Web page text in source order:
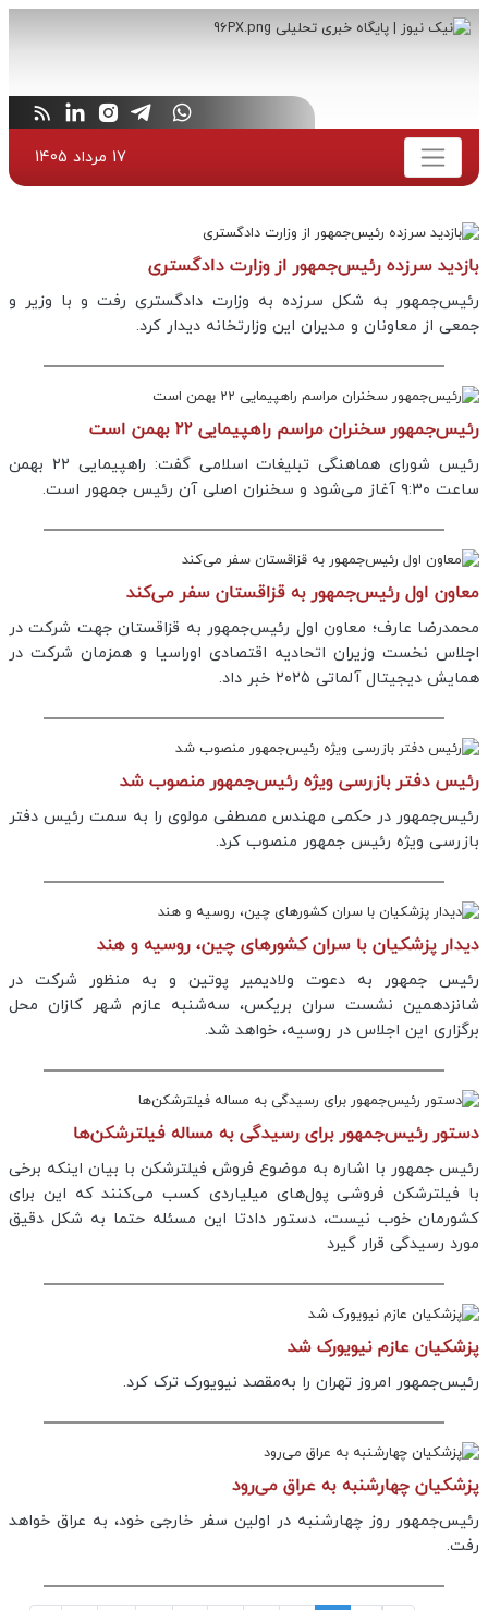
17 مرداد 1405
بازدید سرزده رئیس‌جمهور از وزارت دادگستری
رئیس‌جمهور به شکل سرزده به وزارت دادگستری رفت و با وزیر و
جمعی از معاونان و مدیران این وزارتخانه دیدار کرد.
رئیس‌جمهور سخنران مراسم راهپیمایی ۲۲ بهمن است
رئیس شورای هماهنگی تبلیغات اسلامی گفت: راهپیمایی ۲۲ بهمن
ساعت ۹:۳۰ آغاز می‌شود و سخنران اصلی آن رئیس جمهور است.
معاون اول رئیس‌جمهور به قزاقستان سفر می‌کند
محمدرضا عارف؛ معاون اول رئیس‌جمهور به قزاقستان جهت شرکت در
اجلاس نخست وزیران اتحادیه اقتصادی اوراسیا و همزمان شرکت در
همایش دیجیتال آلماتی ۲۰۲۵ خبر داد.
رئیس دفتر بازرسی ویژه رئیس‌جمهور منصوب شد
رئیس‌جمهور در حکمی مهندس مصطفی مولوی را به سمت رئیس دفتر
بازرسی ویژه رئیس جمهور منصوب کرد.
دیدار پزشکیان با سران کشورهای چین، روسیه و هند
رئیس جمهور به دعوت ولادیمیر پوتین و به منظور شرکت در
شانزدهمین نشست سران بریکس، سه‌شنبه عازم شهر کازان محل
برگزاری این اجلاس در روسیه، خواهد شد.
دستور رئیس‌جمهور برای رسیدگی به مساله فیلترشکن‌ها
رئیس جمهور با اشاره به موضوع فروش فیلترشکن با بیان اینکه برخی
با فیلترشکن فروشی پول‌های میلیاردی کسب می‌کنند که این برای
کشورمان خوب نیست، دستور دادتا این مسئله حتما به شکل دقیق
مورد رسیدگی قرار گیرد
پزشکیان عازم نیویورک شد
رئیس‌جمهور امروز تهران را به‌مقصد نیویورک ترک کرد.
پزشکیان چهارشنبه به عراق می‌رود
رئیس‌جمهور روز چهارشنبه در اولین سفر خارجی خود، به عراق خواهد
رفت.